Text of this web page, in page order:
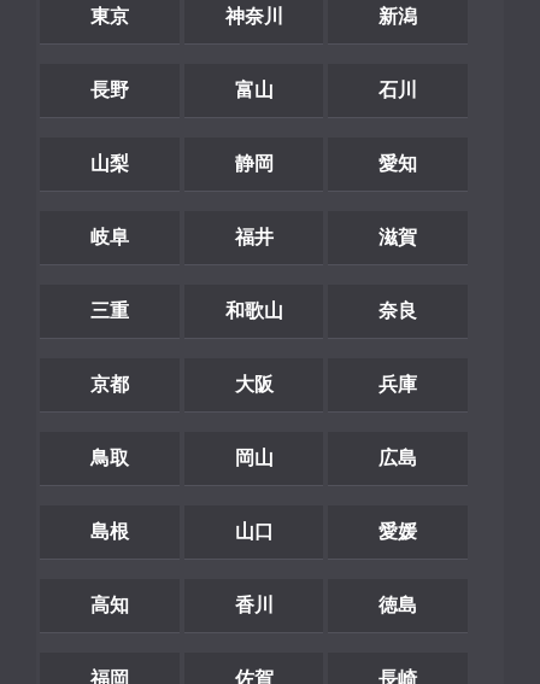
東京 神奈川 新潟
長野 富山 石川
山梨 静岡 愛知
岐阜 福井 滋賀
三重 和歌山 奈良
京都 大阪 兵庫
鳥取 岡山 広島
島根 山口 愛媛
高知 香川 徳島
福岡 佐賀 長崎